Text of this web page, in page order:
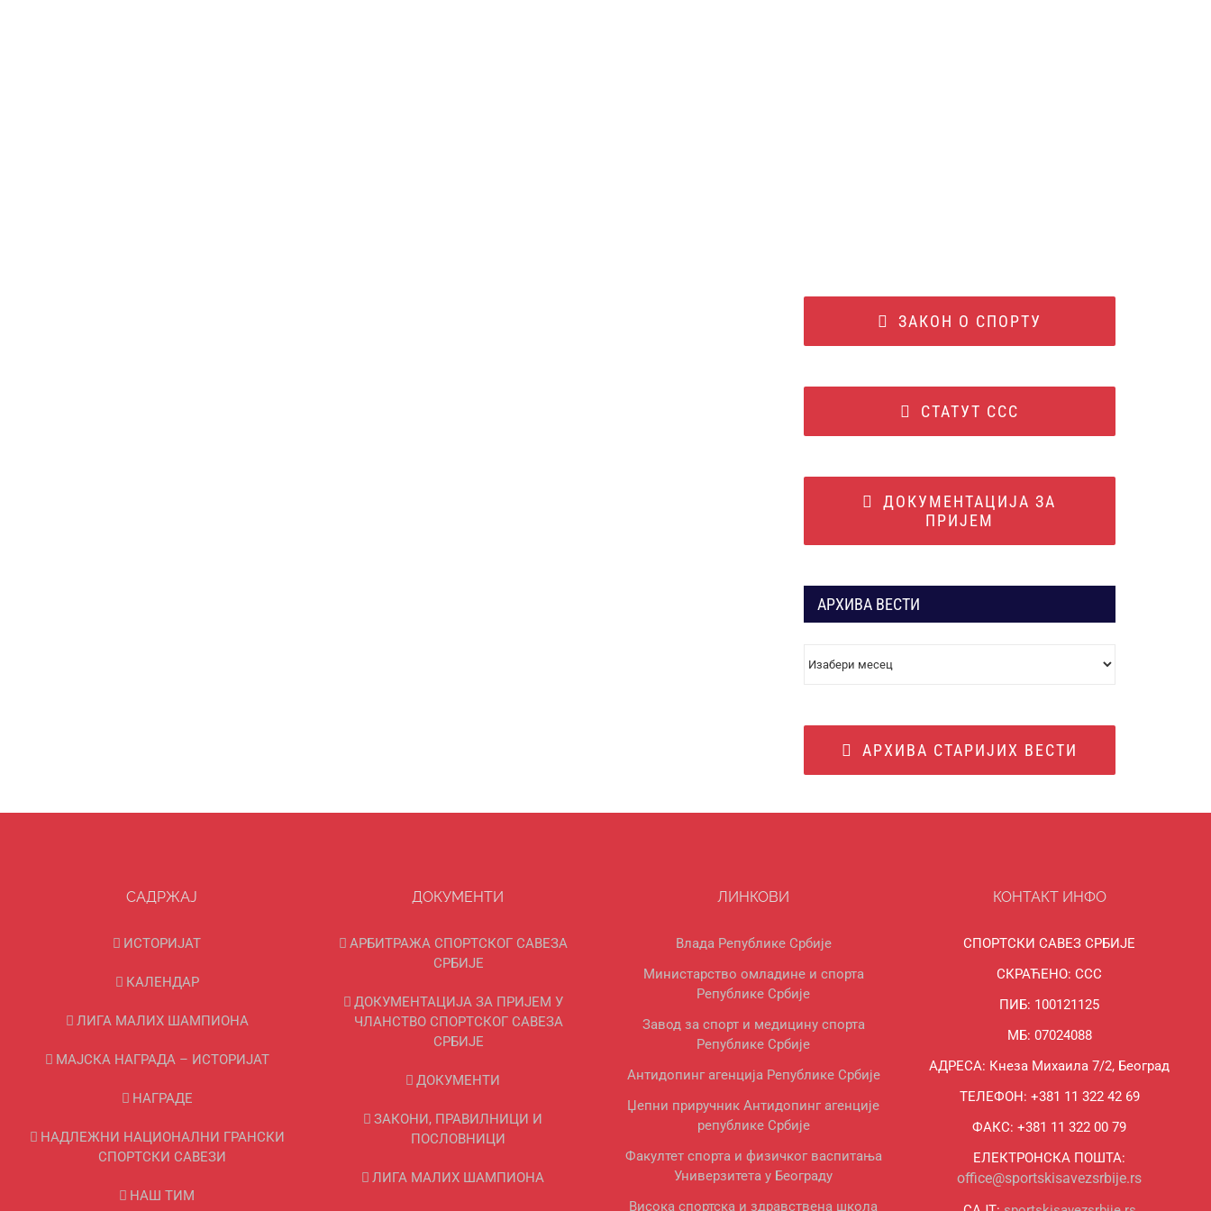
ЗАКОН О СПОРТУ
СТАТУТ ССС
ДОКУМЕНТАЦИЈА ЗА
ПРИЈЕМ
АРХИВА ВЕСТИ
ВЕСТИ
АРХИВА СТАРИЈИХ ВЕСТИ
САДРЖАЈ
ИСТОРИЈАТ
КАЛЕНДАР
ЛИГА МАЛИХ ШАМПИОНА
МАЈСКА НАГРАДА – ИСТОРИЈАТ
НАГРАДЕ
НАДЛЕЖНИ НАЦИОНАЛНИ ГРАНСКИ
СПОРТСКИ САВЕЗИ
НАШ ТИМ
ДОКУМЕНТИ
АРБИТРАЖА СПОРТСКОГ САВЕЗА
СРБИЈЕ
ДОКУМЕНТАЦИЈА ЗА ПРИЈЕМ У
ЧЛАНСТВО СПОРТСКОГ САВЕЗА
СРБИЈЕ
ДОКУМЕНТИ
ЗАКОНИ, ПРАВИЛНИЦИ И
ПОСЛОВНИЦИ
ЛИГА МАЛИХ ШАМПИОНА
ЛИНКОВИ
Влада Републике Србије
Министарство омладине и спорта
Републике Србије
Завод за спорт и медицину спорта
Републике Србије
Антидопинг агенција Републике Србије
Џепни приручник Антидопинг агенције
републике Србије
Факултет спорта и физичког васпитања
Универзитета у Београду
Висока спортска и здравствена школа
КОНТАКТ ИНФО
СПОРТСКИ САВЕЗ СРБИЈЕ
СКРАЋЕНО: ССС
ПИБ: 100121125
МБ: 07024088
АДРЕСА: Кнеза Михаила 7/2, Београд
ТЕЛЕФОН: +381 11 322 42 69
ФАКС: +381 11 322 00 79
ЕЛЕКТРОНСКА ПОШТА:
office@sportskisavezsrbije.rs